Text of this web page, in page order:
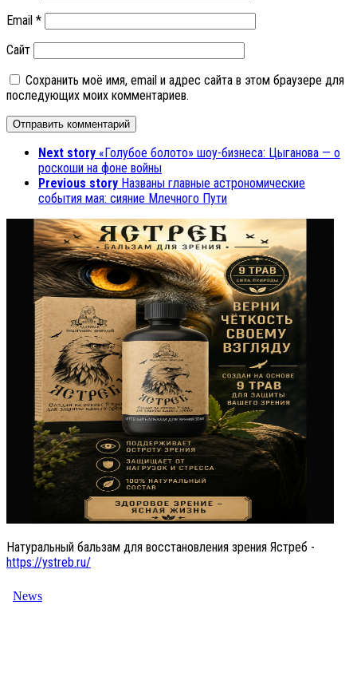
Email *
Сайт
Сохранить моё имя, email и адрес сайта в этом браузере для
последующих моих комментариев.
Next story «Голубое болото» шоу-бизнеса: Цыганова — о
роскоши на фоне войны
Previous story Названы главные астрономические
события мая: сияние Млечного Пути
Натуральный бальзам для восстановления зрения Ястреб -
https://ystreb.ru/